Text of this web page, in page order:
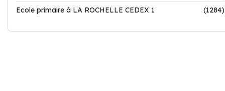
Ecole primaire à LA ROCHELLE CEDEX 1
(1284)